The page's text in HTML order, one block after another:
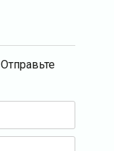
Отправьте